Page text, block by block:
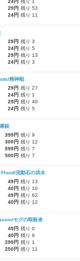
24円 残り 1
29円 残り 53
24円 残り 11
29円 残り 3
24円 残り 5
29円 残り 13
24円 残り 3
精神蛆
29円 残り 27
24円 残り 1
29円 残り 40
24円 残り 5
殺
399円 残り 9
300円 残り 12
599円 残り 7
500円 残り 7
流動石の洪水
49円 残り 13
40円 残り 10
49円 残り 62
40円 残り 12
モグの暗殺者
49円 残り 0
40円 残り 9
299円 残り 1
250円 残り 11